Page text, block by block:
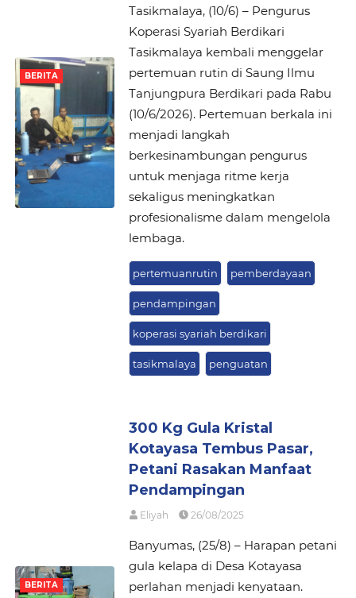
BERITA
Tasikmalaya, (10/6) – Pengurus
Koperasi Syariah Berdikari
Tasikmalaya kembali menggelar
pertemuan rutin di Saung Ilmu
Tanjungpura Berdikari pada Rabu
(10/6/2026). Pertemuan berkala ini
menjadi langkah
berkesinambungan pengurus
untuk menjaga ritme kerja
sekaligus meningkatkan
profesionalisme dalam mengelola
lembaga.
pertemuanrutin pemberdayaan
pendampingan
koperasi syariah berdikari
tasikmalaya penguatan
BERITA
300 Kg Gula Kristal
Kotayasa Tembus Pasar,
Petani Rasakan Manfaat
Pendampingan
Eliyah 26/08/2025
Banyumas, (25/8) – Harapan petani
gula kelapa di Desa Kotayasa
perlahan menjadi kenyataan.